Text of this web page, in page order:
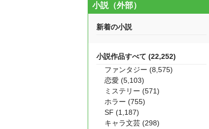
小説（外部）
新着の小説
小説作品すべて (22,252)
ファンタジー (8,575)
恋愛 (5,103)
ミステリー (571)
ホラー (755)
SF (1,187)
キャラ文芸 (298)